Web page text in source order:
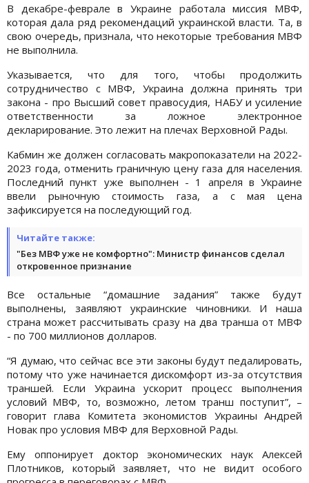
В декабре-феврале в Украине работала миссия МВФ,
которая дала ряд рекомендаций украинской власти. Та, в
свою очередь, признала, что некоторые требования МВФ
не выполнила.
Указывается, что для того, чтобы продолжить
сотрудничество с МВФ, Украина должна принять три
закона - про Высший совет правосудия, НАБУ и усиление
ответственности за ложное электронное
декларирование. Это лежит на плечах Верховной Рады.
Кабмин же должен согласовать макропоказатели на 2022-
2023 года, отменить граничную цену газа для населения.
Последний пункт уже выполнен - 1 апреля в Украине
ввели рыночную стоимость газа, а с мая цена
зафиксируется на последующий год.
Читайте также:
"Без МВФ уже не комфортно": Министр финансов сделал
откровенное признание
Все остальные “домашние задания” также будут
выполнены, заявляют украинские чиновники. И наша
страна может рассчитывать сразу на два транша от МВФ
- по 700 миллионов долларов.
“Я думаю, что сейчас все эти законы будут педалировать,
потому что уже начинается дискомфорт из-за отсутствия
траншей. Если Украина ускорит процесс выполнения
условий МВФ, то, возможно, летом транш поступит”, –
говорит глава Комитета экономистов Украины Андрей
Новак про условия МВФ для Верховной Рады.
Ему оппонирует доктор экономических наук Алексей
Плотников, который заявляет, что не видит особого